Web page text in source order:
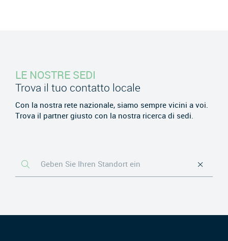
LE NOSTRE SEDI
Trova il tuo contatto locale
Con la nostra rete nazionale, siamo sempre vicini a voi.
Trova il partner giusto con la nostra ricerca di sedi.